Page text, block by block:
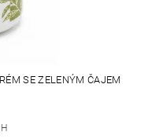
SE ZELENÝM ČAJEM